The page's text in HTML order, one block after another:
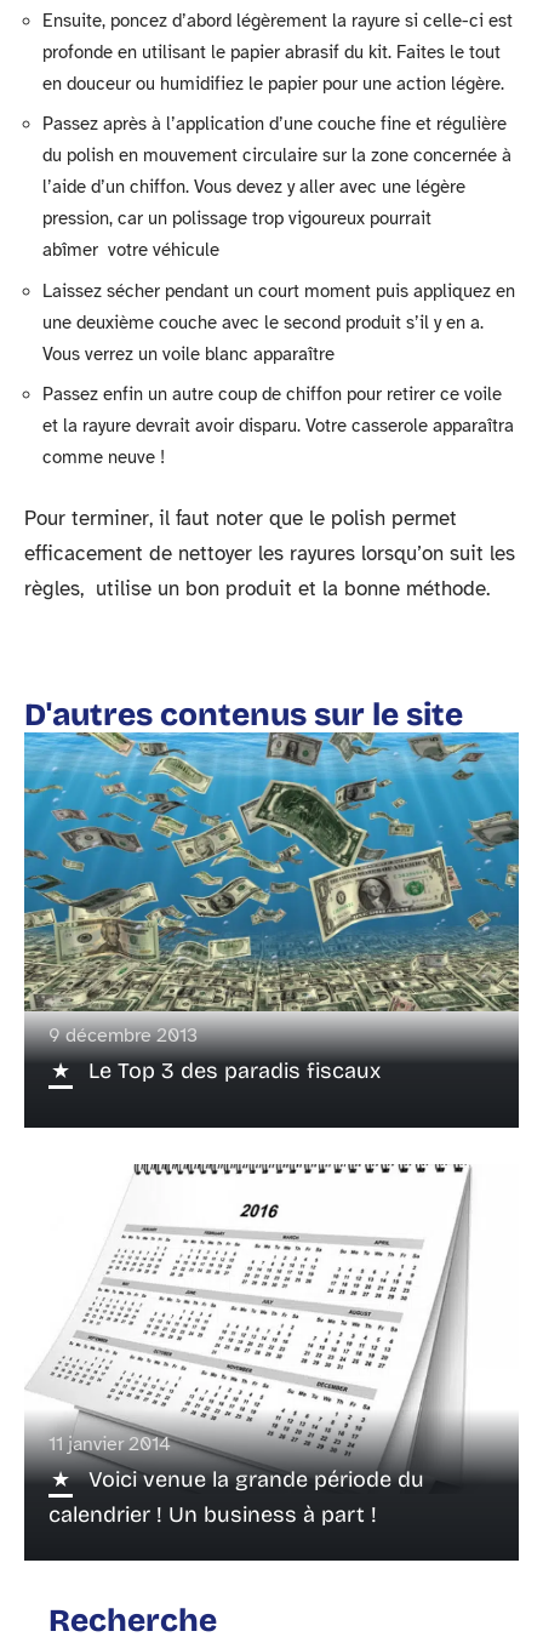
Ensuite, poncez d’abord légèrement la rayure si celle-ci est
profonde en utilisant le papier abrasif du kit. Faites le tout
en douceur ou humidifiez le papier pour une action légère.
Passez après à l’application d’une couche fine et régulière
du polish en mouvement circulaire sur la zone concernée à
l’aide d’un chiffon. Vous devez y aller avec une légère
pression, car un polissage trop vigoureux pourrait
abîmer votre véhicule
Laissez sécher pendant un court moment puis appliquez en
une deuxième couche avec le second produit s’il y en a.
Vous verrez un voile blanc apparaître
Passez enfin un autre coup de chiffon pour retirer ce voile
et la rayure devrait avoir disparu. Votre casserole apparaîtra
comme neuve !
Pour terminer, il faut noter que le polish permet
efficacement de nettoyer les rayures lorsqu’on suit les
règles, utilise un bon produit et la bonne méthode.
D'autres contenus sur le site
9 décembre 2013
Le Top 3 des paradis fiscaux
11 janvier 2014
Voici venue la grande période du
calendrier ! Un business à part !
Recherche